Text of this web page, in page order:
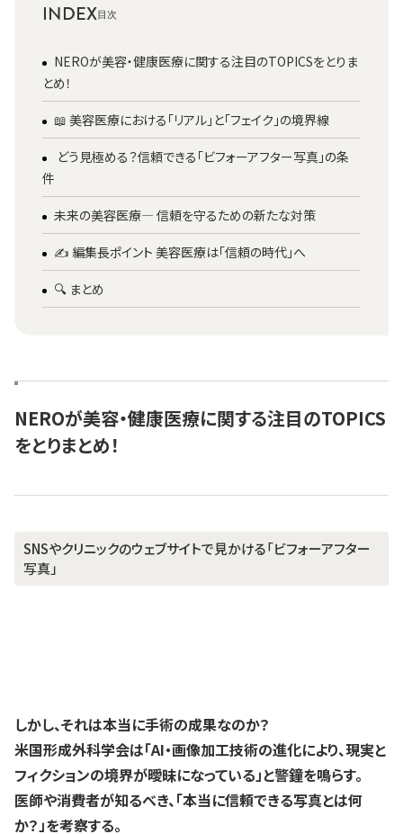
INDEX
NEROが美容・健康医療に関する注目のTOPICSをとりま
とめ！
📖 美容医療における「リアル」と「フェイク」の境界線
どう見極める？信頼できる「ビフォーアフター写真」の条
件
未来の美容医療— 信頼を守るための新たな対策
✍️ 編集長ポイント 美容医療は「信頼の時代」へ
🔍 まとめ
NEROが美容・健康医療に関する注目のTOPICS
をとりまとめ！
SNSやクリニックのウェブサイトで見かける「ビフォーアフター
写真」
しかし、それは本当に手術の成果なのか？
米国形成外科学会は「AI・画像加工技術の進化により、現実と
フィクションの境界が曖昧になっている」と警鐘を鳴らす。
医師や消費者が知るべき、「本当に信頼できる写真とは何
か？」を考察する。